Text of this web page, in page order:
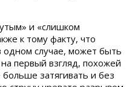
и «слишком
к тому факту, что
случае, может быть
первый взгляд, похожей
затягивать и без